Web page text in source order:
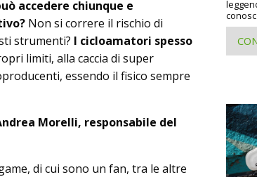
accedere chiunque e
Non si correre il rischio di
strumenti? I cicloamatori spesso
limiti, alla caccia di super
essendo il fisico sempre
Morelli, responsabile del
di cui sono un fan, tra le altre